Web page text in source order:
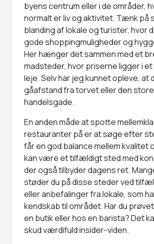
byens centrum eller i de områder,
normalt er liv og aktivitet. Tænk på
blanding af lokale og turister, hvor
gode shoppingmuligheder og
Her hænger det sammen med et
madsteder, hvor priserne ligger i
leje. Selv har jeg kunnet opleve, at
gåafstand fra torvet eller den store
handelsgade.
En anden måde at spotte
restauranter på er at søge efter
får en god balance mellem kvalitet
kan være et tilfældigt sted med
der også tilbyder dagens ret.
støder du på disse steder ved
eller anbefalinger fra lokale, som
kendskab til området. Har du
en butik eller hos en barista? Det
skud værdifuld insider-viden.